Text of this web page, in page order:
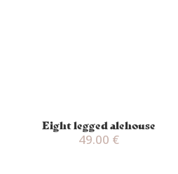
Eight legged alehouse
49.00 €